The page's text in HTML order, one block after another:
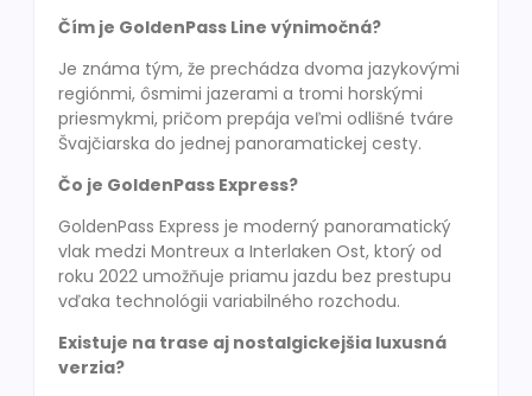
Čím je GoldenPass Line výnimočná?
Je známa tým, že prechádza dvoma jazykovými
regiónmi, ôsmimi jazerami a tromi horskými
priesmykmi, pričom prepája veľmi odlišné tváre
Švajčiarska do jednej panoramatickej cesty.
Čo je GoldenPass Express?
GoldenPass Express je moderný panoramatický
vlak medzi Montreux a Interlaken Ost, ktorý od
roku 2022 umožňuje priamu jazdu bez prestupu
vďaka technológii variabilného rozchodu.
Existuje na trase aj nostalgickejšia luxusná
verzia?